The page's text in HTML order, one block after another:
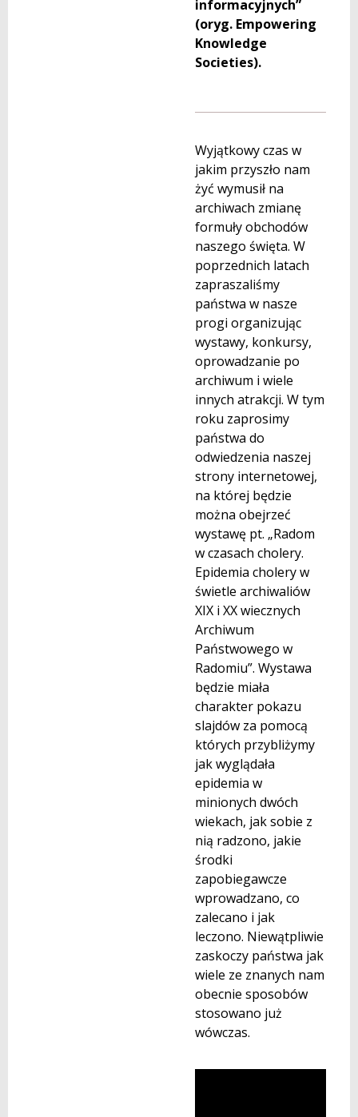
informacyjnych”
(oryg. Empowering
Knowledge
Societies).
Wyjątkowy czas w
jakim przyszło nam
żyć wymusił na
archiwach zmianę
formuły obchodów
naszego święta. W
poprzednich latach
zapraszaliśmy
państwa w nasze
progi organizując
wystawy, konkursy,
oprowadzanie po
archiwum i wiele
innych atrakcji. W tym
roku zaprosimy
państwa do
odwiedzenia naszej
strony internetowej,
na której będzie
można obejrzeć
wystawę pt. „Radom
w czasach cholery.
Epidemia cholery w
świetle archiwaliów
XIX i XX wiecznych
Archiwum
Państwowego w
Radomiu”. Wystawa
będzie miała
charakter pokazu
slajdów za pomocą
których przybliżymy
jak wyglądała
epidemia w
minionych dwóch
wiekach, jak sobie z
nią radzono, jakie
środki
zapobiegawcze
wprowadzano, co
zalecano i jak
leczono. Niewątpliwie
zaskoczy państwa jak
wiele ze znanych nam
obecnie sposobów
stosowano już
wówczas.